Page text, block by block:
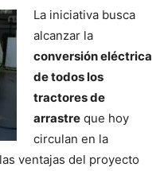
La iniciativa busca
alcanzar la
conversión eléctrica
de todos los
tractores de
arrastre que hoy
circulan en la
ventajas del proyecto